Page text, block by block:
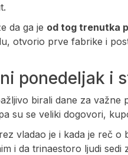
da ga je od tog trenutka
otvorio prve fabrike i
ponedeljak i
birali dane za važne
su se veliki dogovori,
vladao je i kada je reč o
i da trinaestoro ljudi sedi